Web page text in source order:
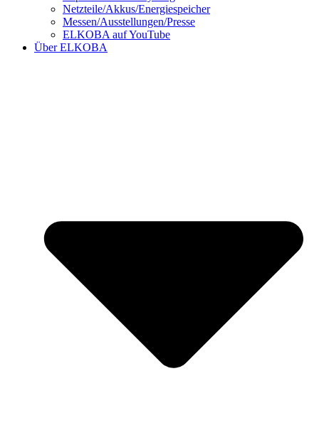
Netzteile/Akkus/Energiespeicher
Messen/Ausstellungen/Presse
ELKOBA auf YouTube
Über ELKOBA